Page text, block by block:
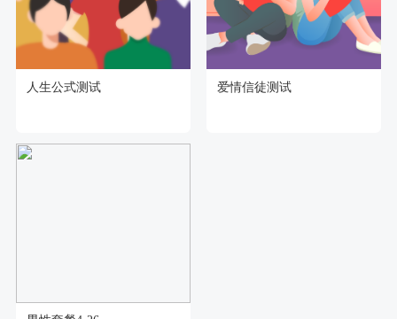
人生公式测试 爱情信徒测试